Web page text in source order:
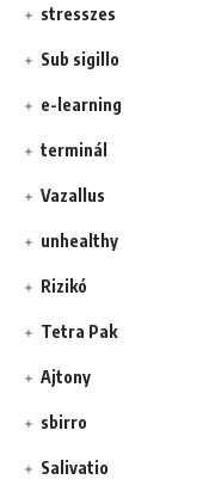
stresszes
Sub sigillo
e-learning
terminál
Vazallus
unhealthy
Rizikó
Tetra Pak
Ajtony
sbirro
Salivatio